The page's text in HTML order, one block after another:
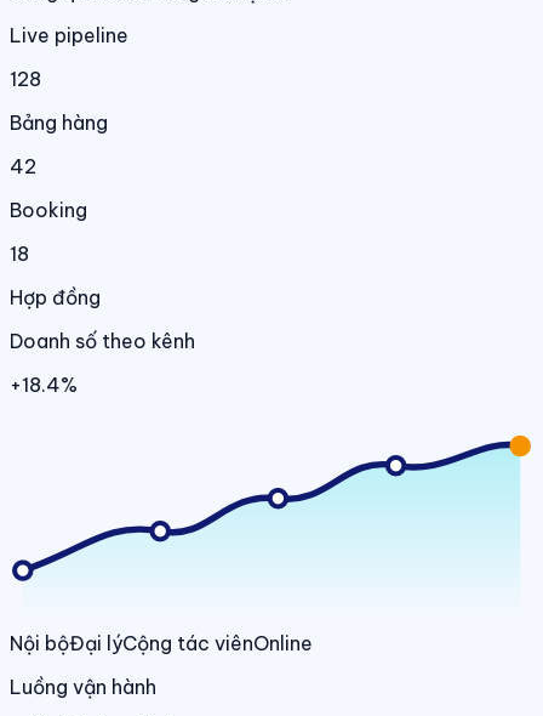
Live pipeline
128
Bảng hàng
42
Booking
18
Hợp đồng
Doanh số theo kênh
+18.4%
Nội bộĐại lýCộng tác viênOnline
Luồng vận hành